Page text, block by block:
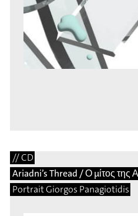
// CD
Ariadni’s Thread / Ο μίτος της
Portrait Giorgos Panagiotidis